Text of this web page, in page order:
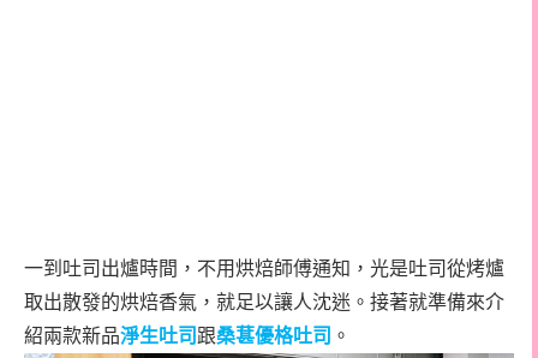
一到吐司出爐時間，不用烘焙師傅通知，光是吐司從烤爐
取出散發的烘焙香氣，就足以讓人沈迷。接著就準備來介
紹兩款新品淨生吐司 跟桑葚優格吐司 。